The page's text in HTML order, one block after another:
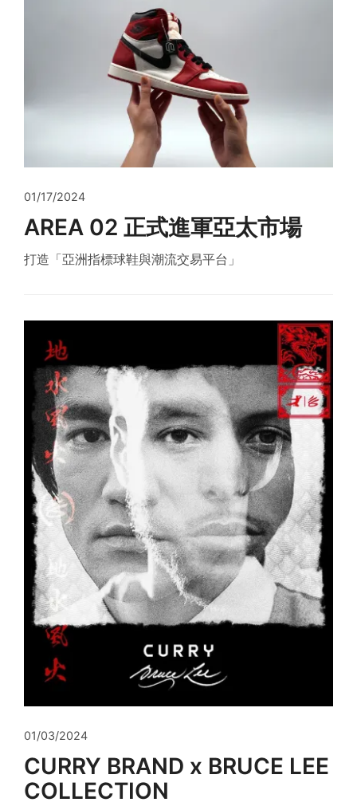
01/17/2024
AREA 02 正式進軍亞太市場
打造「亞洲指標球鞋與潮流交易平台」
01/03/2024
CURRY BRAND x BRUCE LEE
COLLECTION